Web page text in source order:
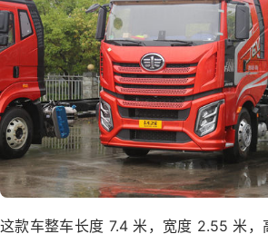
这款车整车长度 7.4 米，宽度 2.55 米